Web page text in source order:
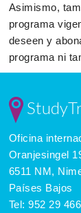
Asimismo,
programa
deseen y
programa ni
Oficina
Oranjesingel
6511 NM,
Países Bajos
Tel: 952 29